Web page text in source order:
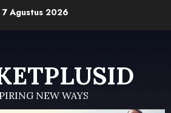
7 Agustus 2026
NEW WAYS